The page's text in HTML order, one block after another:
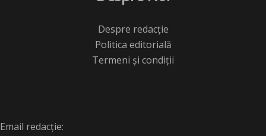
Despre redacție
Politica editorială
Termeni și condiții
Email redacție: